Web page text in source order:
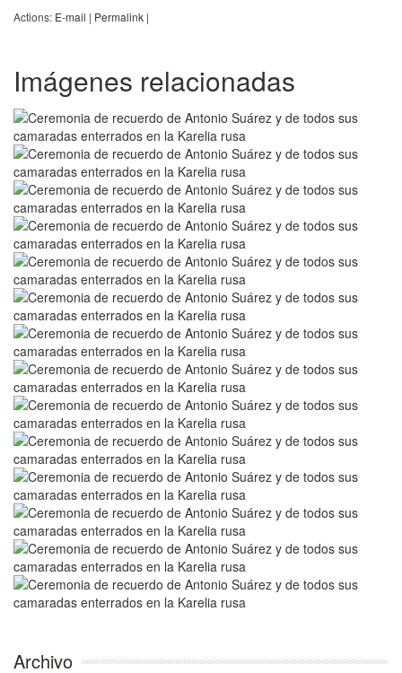
Actions: E-mail | Permalink |
Imágenes relacionadas
Archivo